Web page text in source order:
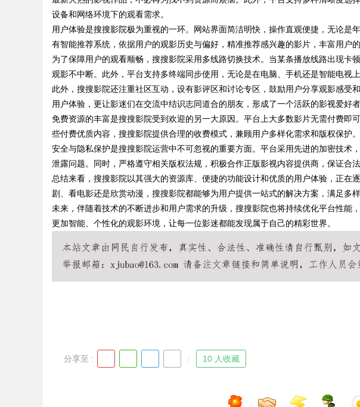
!
Bo
设备和网络环境下的观看需求。
用户体验是搜搜影院极为重视的一环。网站界面简洁明快，操作直观便捷，无论是
有智能推荐系统，依据用户的观影历史与偏好，精准推荐感兴趣的影片，丰富用户
为了保障用户的观看顺畅，搜搜影院采用多线路切换技术。当某条播放线路出现卡
观影不中断。此外，平台支持多终端同步使用，无论是在电脑、手机还是智能电视
此外，搜搜影院还注重社区互动，设有影评区和讨论专区，鼓励用户分享观影感受
用户体验，更让影迷们在交流中结识志同道合的朋友，形成了一个活跃的影视爱好者
免费资源的丰富是搜搜影院受到欢迎的另一大原因。平台上大多数影片无需付费即
些付费优质内容，搜搜影院提供合理的收费模式，兼顾用户多样化需求和版权保护。
安全与隐私保护是搜搜影院运营中不可忽视的重要方面。平台采用先进的加密技术
泄露问题。同时，严格遵守相关版权法规，积极合作正版影视内容提供商，保证合法
总结来看，搜搜影院以其强大的资源库、便捷的功能设计和优质的用户体验，正在
剧、看电影还是欣赏动漫，搜搜影院都能够为用户提供一站式的解决方案，满足多样
未来，伴随着技术的不断进步和用户需求的升级，搜搜影院也将持续优化平台性能
更加智能、个性化的观影环境，让每一位影迷都能发现属于自己的精彩世界。
分享至 : 10 人收藏